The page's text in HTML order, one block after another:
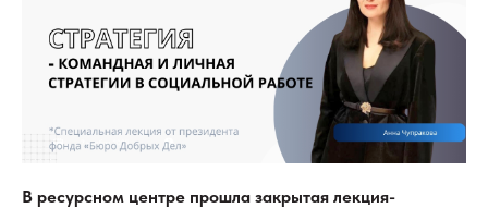
В ресурсном центре прошла закрытая лекция-